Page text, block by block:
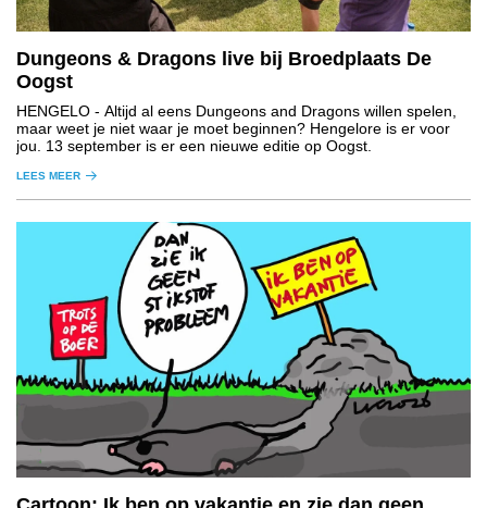
Dungeons & Dragons live bij Broedplaats De
Oogst
HENGELO - Altijd al eens Dungeons and Dragons willen spelen,
maar weet je niet waar je moet beginnen? Hengelore is er voor
jou. 13 september is er een nieuwe editie op Oogst.
LEES MEER